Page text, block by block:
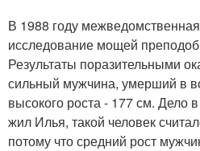
В 1988 году
исследование мощей
Результаты поразительными
сильный мужчина, умерший в
высокого роста - 177 см. Дело
жил Илья, такой человек
потому что средний рост